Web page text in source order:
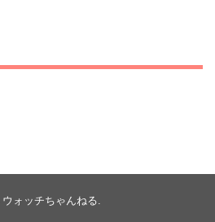
ウォッチちゃんねる